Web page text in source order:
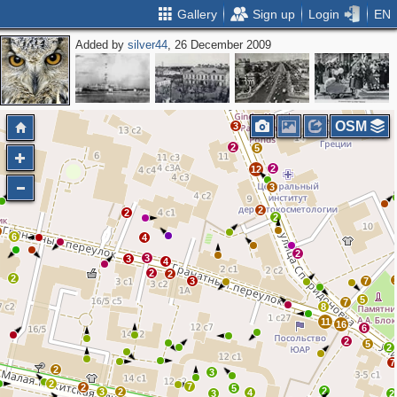
Gallery Sign up Login EN
Added bysilver44, 26 December 2009
2
2
3
2
2
7
2
3
3
2
4
4
2
2
3
5
12
2
3
2
2
2
3
2
11
2
16 6
7
8
7
5
2
2
7
5
2
4
5
3
3
2
3
3
3
6
OSM